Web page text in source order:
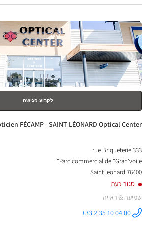
לחץ
ENTER
למידע
נוסף
לקבוע פגישה
חנות:
FÉCAMP - SAINT-LÉONARD Optical Center
333 rue Briqueterie
Parc commercial de "Gran'voile"
76400 Saint leonard
סגור כעת
שמיעה & ראייה
התקשר לחנות
+33 2 35 10 04 00